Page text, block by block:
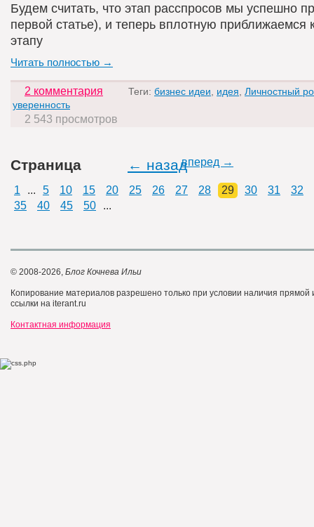
Будем считать, что этап расспросов мы успешно
первой статье), и теперь вплотную приближаемся
этапу
Читать полностью →
2 комментария Теги: бизнес идеи идея Личностный
уверенность
2 543 просмотров
Страница ← назадвперед →
1 ... 5 10 15 20 25 26 27 28 29 30 31
32
35
40 45 50 ...
© 2008-2026, Блог Кочнева Ильи
Копирование материалов разрешено только при условии наличия прямой
ссылки на iterant.ru
Контактная информация